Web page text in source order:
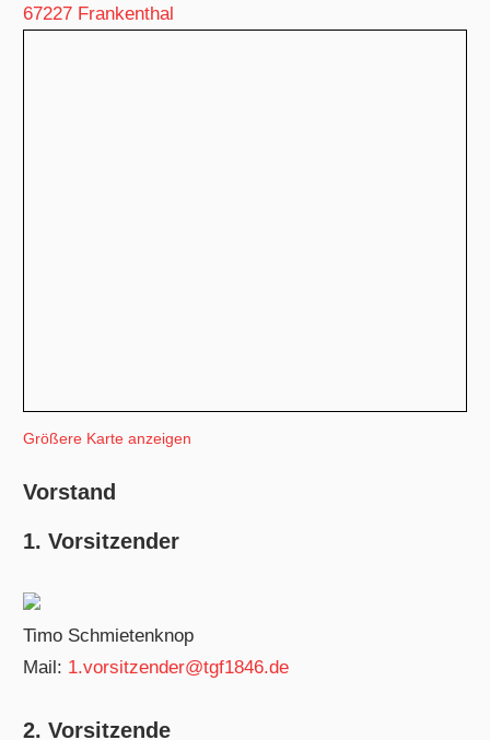
67227 Frankenthal
Größere Karte anzeigen
Vorstand
1. Vorsitzender
Timo Schmietenknop
Mail: 1.vorsitzender@tgf1846.de
2. Vorsitzende